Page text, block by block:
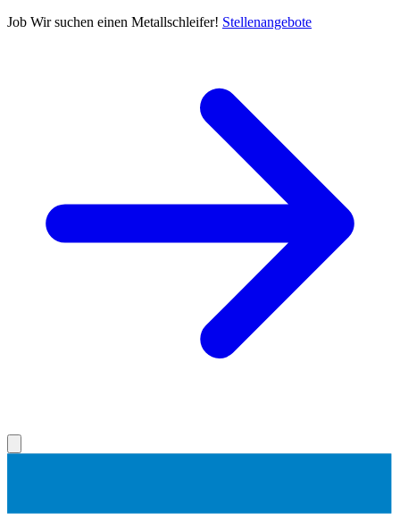
Job Wir suchen einen Metallschleifer! Stellenangebote